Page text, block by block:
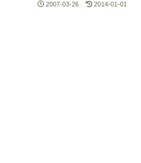
2007-03-26 2014-01-01